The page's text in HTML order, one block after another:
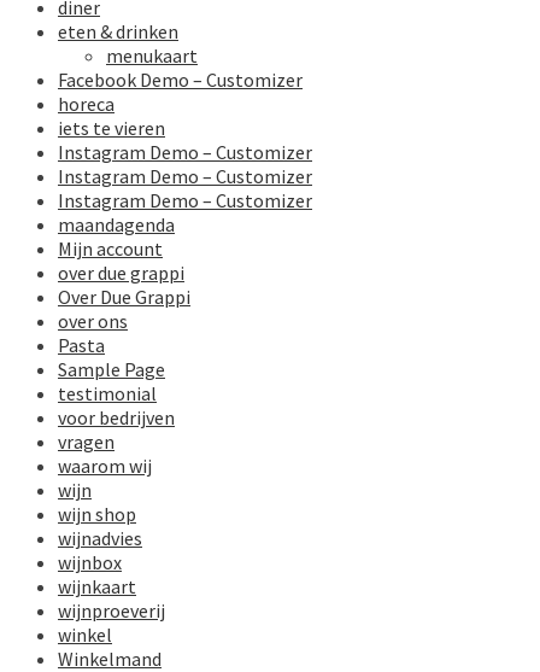
diner
eten & drinken
menukaart
Facebook Demo – Customizer
horeca
iets te vieren
Instagram Demo – Customizer
Instagram Demo – Customizer
Instagram Demo – Customizer
maandagenda
Mijn account
over due grappi
Over Due Grappi
over ons
Pasta
Sample Page
testimonial
voor bedrijven
vragen
waarom wij
wijn
wijn shop
wijnadvies
wijnbox
wijnkaart
wijnproeverij
winkel
Winkelmand